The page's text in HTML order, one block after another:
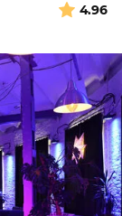
4.96